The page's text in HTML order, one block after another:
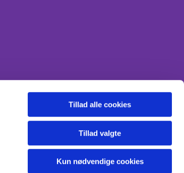
Tillad alle cookies
Tillad valgte
Kun nødvendige cookies